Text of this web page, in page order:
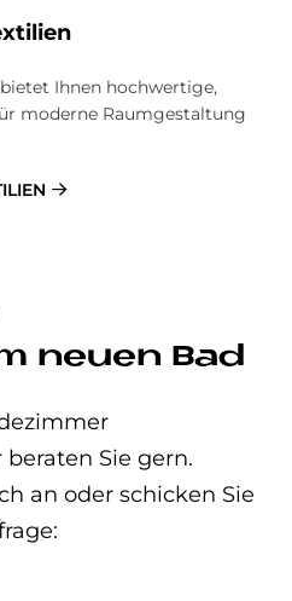
Ihnen hochwertige,
moderne Raumgestaltung
neuen Bad
Sie gern.
an oder schicken Sie